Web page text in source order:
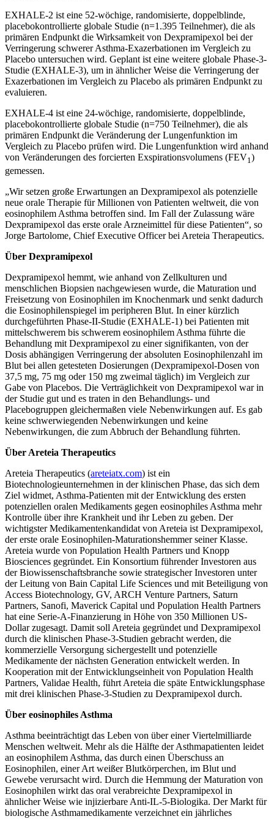
EXHALE-2 ist eine 52-wöchige, randomisierte, doppelblinde,
placebokontrollierte globale Studie (n=1.395 Teilnehmer), die als
primären Endpunkt die Wirksamkeit von Dexpramipexol bei der
Verringerung schwerer Asthma-Exazerbationen im Vergleich zu
Placebo untersuchen wird. Geplant ist eine weitere globale Phase-3-
Studie (EXHALE-3), um in ähnlicher Weise die Verringerung der
Exazerbationen im Vergleich zu Placebo als primären Endpunkt zu
evaluieren.
EXHALE-4 ist eine 24-wöchige, randomisierte, doppelblinde,
placebokontrollierte globale Studie (n=750 Teilnehmer), die als
primären Endpunkt die Veränderung der Lungenfunktion im
Vergleich zu Placebo prüfen wird. Die Lungenfunktion wird anhand
von Veränderungen des forcierten Exspirationsvolumens (FEV1)
gemessen.
„Wir setzen große Erwartungen an Dexpramipexol als potenzielle
neue orale Therapie für Millionen von Patienten weltweit, die von
eosinophilem Asthma betroffen sind. Im Fall der Zulassung wäre
Dexpramipexol das erste orale Arzneimittel für diese Patienten“, so
Jorge Bartolome, Chief Executive Officer bei Areteia Therapeutics.
Über Dexpramipexol
Dexpramipexol hemmt, wie anhand von Zellkulturen und
menschlichen Biopsien nachgewiesen wurde, die Maturation und
Freisetzung von Eosinophilen im Knochenmark und senkt dadurch
die Eosinophilenspiegel im peripheren Blut. In einer kürzlich
durchgeführten Phase-II-Studie (EXHALE-1) bei Patienten mit
mittelschwerem bis schwerem eosinophilem Asthma führte die
Behandlung mit Dexpramipexol zu einer signifikanten, von der
Dosis abhängigen Verringerung der absoluten Eosinophilenzahl im
Blut bei allen getesteten Dosierungen (Dexpramipexol-Dosen von
37,5 mg, 75 mg oder 150 mg zweimal täglich) im Vergleich zur
Gabe von Placebos. Die Verträglichkeit von Dexpramipexol war in
der Studie gut und es traten in den Behandlungs- und
Placebogruppen gleichermaßen viele Nebenwirkungen auf. Es gab
keine schwerwiegenden Nebenwirkungen und keine
Nebenwirkungen, die zum Abbruch der Behandlung führten.
Über Areteia Therapeutics
Areteia Therapeutics (areteiatx.com) ist ein
Biotechnologieunternehmen in der klinischen Phase, das sich dem
Ziel widmet, Asthma-Patienten mit der Entwicklung des ersten
potenziellen oralen Medikaments gegen eosinophiles Asthma mehr
Kontrolle über ihre Krankheit und ihr Leben zu geben. Der
wichtigster Medikamentenkandidat von Areteia ist Dexpramipexol,
der erste orale Eosinophilen-Maturationshemmer seiner Klasse.
Areteia wurde von Population Health Partners und Knopp
Biosciences gegründet. Ein Konsortium führender Investoren aus
der Biowissenschaftsbranche sowie strategischer Investoren unter
der Leitung von Bain Capital Life Sciences und mit Beteiligung von
Access Biotechnology, GV, ARCH Venture Partners, Saturn
Partners, Sanofi, Maverick Capital und Population Health Partners
hat eine Serie-A-Finanzierung in Höhe von 350 Millionen US-
Dollar zugesagt. Damit soll Areteia gegründet und Dexpramipexol
durch die klinischen Phase-3-Studien gebracht werden, die
kommerzielle Versorgung sichergestellt und potenzielle
Medikamente der nächsten Generation entwickelt werden. In
Kooperation mit der Entwicklungseinheit von Population Health
Partners, Validae Health, führt Areteia die späte Entwicklungsphase
mit drei klinischen Phase-3-Studien zu Dexpramipexol durch.
Über eosinophiles Asthma
Asthma beeinträchtigt das Leben von über einer Viertelmilliarde
Menschen weltweit. Mehr als die Hälfte der Asthmapatienten leidet
an eosinophilem Asthma, das durch einen Überschuss an
Eosinophilen, einer Art weißer Blutkörperchen, im Blut und
Gewebe verursacht wird. Durch die Hemmung der Maturation von
Eosinophilen wirkt das oral verabreichte Dexpramipexol in
ähnlicher Weise wie injizierbare Anti-IL-5-Biologika. Der Markt für
biologische Asthmamedikamente verzeichnet ein jährliches